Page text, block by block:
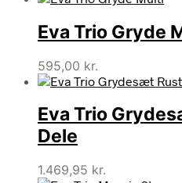
Eva Trio Gryde
595,00 kr.
Eva Trio
Dele
1.469,95 kr.